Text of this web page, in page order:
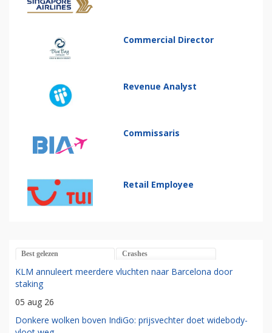
Commercial Director
Revenue Analyst
Commissaris
Retail Employee
Best gelezen Crashes
KLM annuleert meerdere vluchten naar Barcelona door
staking
05 aug 26
Donkere wolken boven IndiGo: prijsvechter doet widebody-